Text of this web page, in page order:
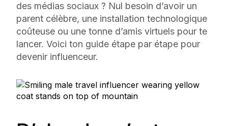
des médias sociaux ? Nul besoin d’avoir un
parent célèbre, une installation technologique
coûteuse ou une tonne d’amis virtuels pour te
lancer. Voici ton guide étape par étape pour
devenir influenceur.